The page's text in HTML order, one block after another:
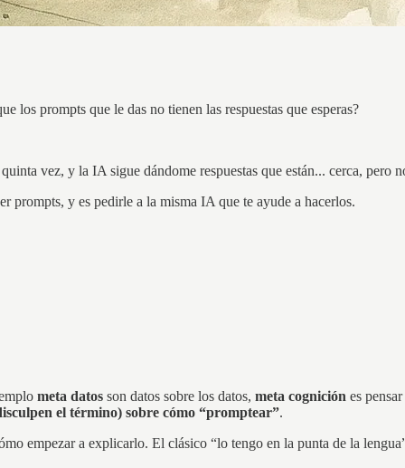
los prompts que le das no tienen las respuestas que esperas?
vez, y la IA sigue dándome respuestas que están... cerca, pero
prompts, y es pedirle a la misma IA que te ayude a hacerlos.
meta datos son datos sobre los datos, meta cognición es
el término) sobre cómo “promptear”.
empezar a explicarlo. El clásico “lo tengo en la punta de la